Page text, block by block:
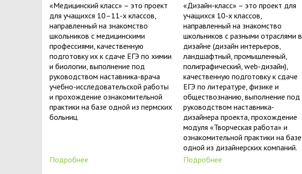
«Медицинский класс» – это проект
для учащихся 10–11-х классов,
направленный на знакомство
школьников с медицинскими
профессиями, качественную
подготовку их к сдаче ЕГЭ по химии
и биологии, выполнение под
руководством наставника-врача
учебно-исследовательской работы
и прохождение ознакомительной
практики на базе одной из пермских
больниц.
Подробнее
«Дизайн-класс» – это проект для
учащихся 10-х классов,
направленный на знакомство
школьников с разными отраслями в
дизайне (дизайн интерьеров,
ландшафтный, промышленный,
полиграфический, web-дизайн),
качественную подготовку к сдаче
ЕГЭ по литературе, физике и
обществознанию, выполнение под
руководством наставника-
дизайнера проекта, прохождение
модуля «Творческая работа» и
ознакомительной практики на базе
одной из дизайнерских компаний.
Подробнее